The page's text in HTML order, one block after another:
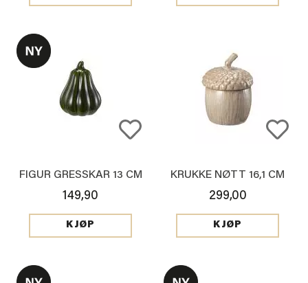
FIGUR GRESSKAR 13 CM
149,90
KJØP
KRUKKE NØTT 16,1 CM
299,00
KJØP